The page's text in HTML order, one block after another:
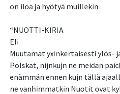
on iloa ja hyötyä muillekin.
“NUOTTI-KIRIA
Eli
Muutamat yxinkertaisesti ylös-
Polskat, nijnkujn ne meidän
enämmän ennen kujn tällä
ne vanhimmatkin Nuotit ovat